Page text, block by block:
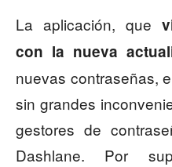
La aplicación, que
con la nueva
nuevas contraseñas,
sin grandes
gestores de
Dashlane. Por